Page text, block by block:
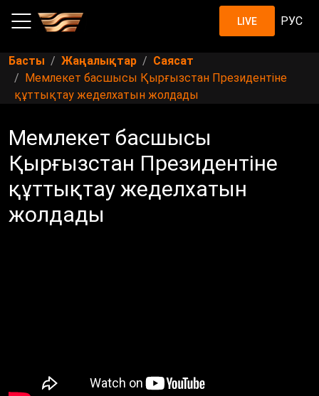
LIVE РУС
Басты Жаңалықтар
Саясат
Мемлекет басшысы Қырғызстан Президентіне
құттықтау жеделхатын жолдады
Мемлекет басшысы
Қырғызстан Президентіне
құттықтау жеделхатын
жолдады